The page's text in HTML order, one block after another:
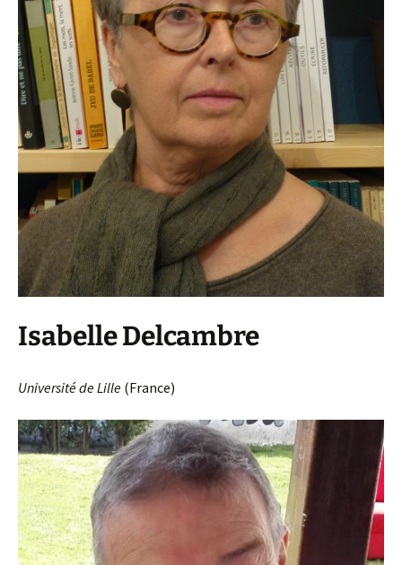
Isabelle Delcambre
Université de Lille (France)